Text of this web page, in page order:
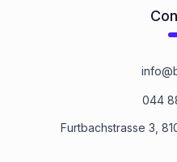
044
Furtbachstrasse 3,